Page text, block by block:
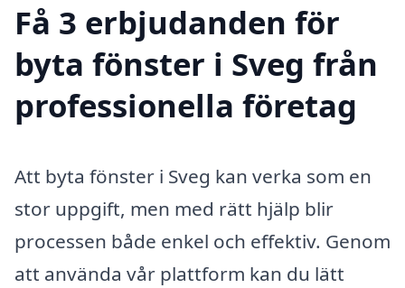
Få 3 erbjudanden för
byta fönster i Sveg från
professionella företag
Att byta fönster i Sveg kan verka som en
stor uppgift, men med rätt hjälp blir
processen både enkel och effektiv. Genom
att använda vår plattform kan du lätt